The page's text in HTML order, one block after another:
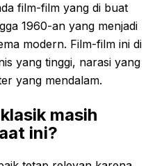
film-film yang di buat
1960-an yang menjadi
modern. Film-film ini di
yang tinggi, narasi yang
yang mendalam.
masih
ini?